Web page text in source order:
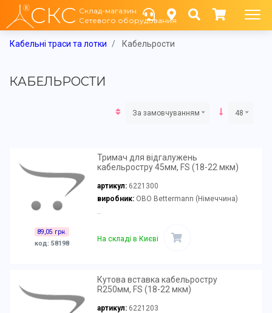
СКС Склад-магазин
Сетевого оборудования
Кабельні траси та лотки Кабельрости
КАБЕЛЬРОСТИ
За замовчуванням 48
89,05 грн.
код: 58198
Тримач для відгалужень
кабельростру 45мм, FS (18-22 мкм)
артикул: 6221300
виробник:OBO Bettermann (Німеччина)
..
На складі в Києві
Кутова вставка кабельростру
R250мм, FS (18-22 мкм)
артикул: 6221203